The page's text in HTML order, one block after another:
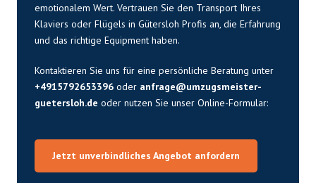
emotionalem Wert. Vertrauen Sie den Transport Ihres
Klaviers oder Flügels in Gütersloh Profis an, die Erfahrung
und das richtige Equipment haben.
Kontaktieren Sie uns für eine persönliche Beratung unter
+4915792653396 oder anfrage@umzugsmeister-
guetersloh.de oder nutzen Sie unser Online-Formular:
Jetzt unverbindliches Angebot anfordern